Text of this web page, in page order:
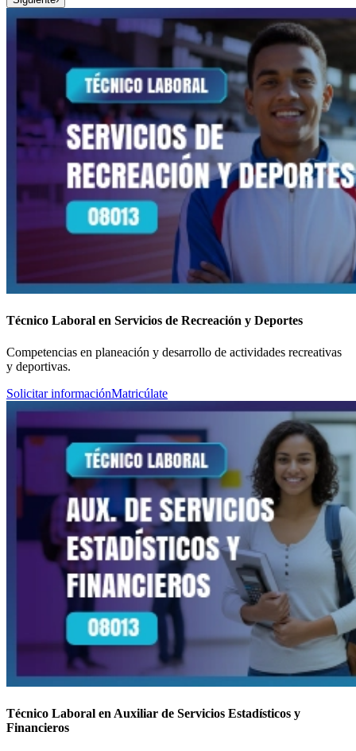
Técnico Laboral en Servicios de Recreación y Deportes
Competencias en planeación y desarrollo de actividades recreativas
y deportivas.
Solicitar informaciónMatricúlate
Técnico Laboral en Auxiliar de Servicios Estadísticos y
Financieros